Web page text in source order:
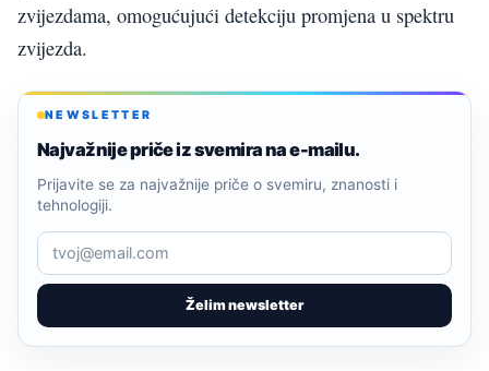
zvijezdama, omogućujući detekciju promjena u spektru
zvijezda.
NEWSLETTER
Najvažnije priče iz svemira na e-mailu.
Želim newsletter
Prijavite se za najvažnije priče o svemiru, znanosti i
tehnologiji.